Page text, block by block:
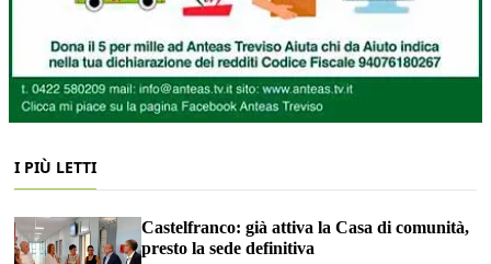
I PIÙ LETTI
Castelfranco: già attiva la Casa di comunità,
presto la sede definitiva